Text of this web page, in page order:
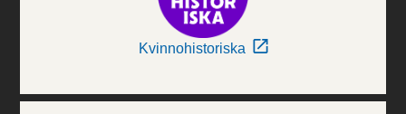
Kvinnohistoriska